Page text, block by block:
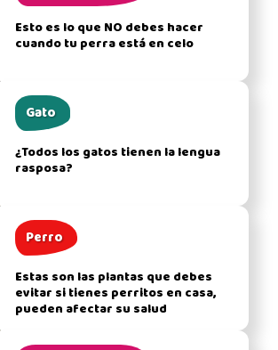
Esto es lo que NO debes hacer
cuando tu perra está en celo
Gato
¿Todos los gatos tienen la lengua
rasposa?
Perro
Estas son las plantas que debes
evitar si tienes perritos en casa,
pueden afectar su salud